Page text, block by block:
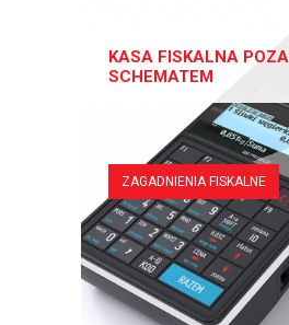
KASA FISKALNA POZA
SCHEMATEM
ZAGADNIENIA FISKALNE